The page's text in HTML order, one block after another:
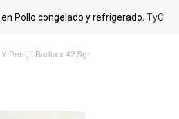
Pollo congelado y refrigerado. TyC
Perejil Badia x 42,5gr